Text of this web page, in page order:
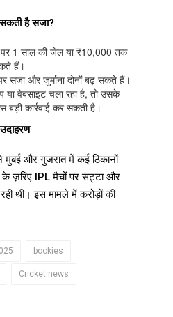
है सजा?
पर 1 साल की जेल या ₹10,000 तक
हैं।
सजा और जुर्माना दोनों बढ़ सकते हैं।
वेबसाइट चला रहा है, तो उसके
कार्रवाई कर सकती है।
और गुजरात में कई ठिकानों
के ज़रिए IPL मैचों पर सट्टा और
थी। इस मामले में करोड़ों की
bookies
Cricket news